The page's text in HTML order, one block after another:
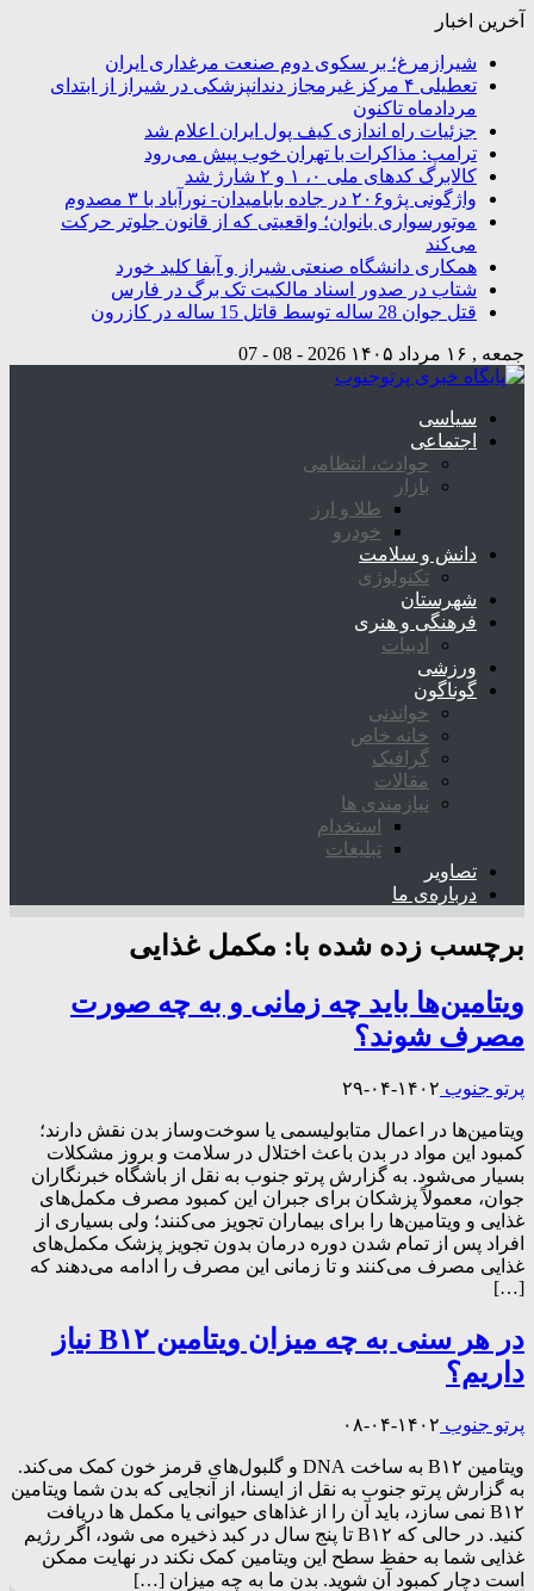
آخرین اخبار
شیرازمرغ؛ بر سکوی دوم صنعت مرغداری ایران
تعطیلی ۴ مرکز غیرمجاز دندانپزشکی در شیراز از ابتدای
مردادماه تاکنون
جزئیات راه اندازی کیف پول ایران اعلام شد
ترامپ: مذاکرات با تهران خوب پیش می‌رود
کالابرگ کدهای ملی ۰، ۱ و ۲ شارژ شد
واژگونی پژو۲۰۶ در جاده بابامیدان- نورآباد با ۳ مصدوم
موتورسواری بانوان؛ واقعیتی که از قانون جلوتر حرکت
می‌کند
همکاری دانشگاه صنعتی شیراز و آبفا کلید خورد
شتاب در صدور اسناد مالکیت تک برگ در فارس
قتل جوان 28 ساله توسط قاتل 15 ساله در کازرون
جمعه , ۱۶ مرداد ۱۴۰۵ 2026 - 08 - 07
سیاسی
اجتماعی
حوادث، انتظامی
بازار
طلا و ارز
خودرو
دانش و سلامت
تکنولوژی
شهرستان
فرهنگی و هنری
ادبیات
ورزشی
گوناگون
خواندنی
خانه خاص
گرافیک
مقالات
نیازمندی ها
استخدام
تبلیغات
تصاویر
درباره‌ی ما
برچسب زده شده با: مکمل غذایی
ویتامین‌ها باید چه زمانی و به چه صورت
مصرف شوند؟
پرتو جنوب ۱۴۰۲-۰۴-۲۹
ویتامین‌­ها در اعمال متابولیسمی یا سوخت‌­وساز بدن نقش دارند؛
کمبود این مواد در بدن باعث اختلال­ در سلامت و بروز مشکلات
بسیار می­‌شود. به گزارش پرتو جنوب به نقل از باشگاه خبرنگاران
جوان، معمولاً پزشکان برای جبران این کمبود مصرف مکمل‌ها­ی
غذایی و ویتامین‌­ها را برای بیماران تجویز می‌کنند؛ ولی بسیاری از
افراد پس از تمام شدن دوره‌­ درمان بدون تجویز پزشک مکمل­‌های
غذایی مصرف می­‌کنند و تا زمانی این مصرف را ادامه می­‌دهند که
[…]
در هر سنی به چه میزان ویتامین B۱۲ نیاز
داریم؟
پرتو جنوب ۱۴۰۲-۰۴-۰۸
ویتامین B۱۲ به ساخت DNA و گلبول‌های قرمز خون کمک می‌کند.
به گزارش پرتو جنوب به نقل از ایسنا، از آنجایی که بدن شما ویتامین
B۱۲ نمی سازد، باید آن را از غذاهای حیوانی یا مکمل ها دریافت
کنید. در حالی که B۱۲ تا پنج سال در کبد ذخیره می شود، اگر رژیم
غذایی شما به حفظ سطح این ویتامین کمک نکند در نهایت ممکن
است دچار کمبود آن شوید. بدن ما به چه میزان […]